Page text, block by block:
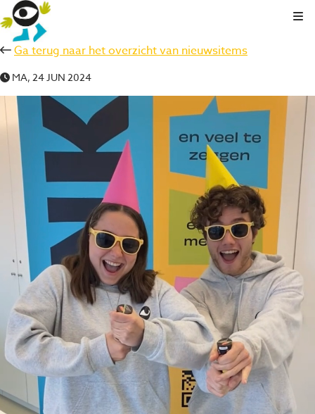
Ga terug naar het overzicht van nieuwsitems
MA, 24 JUN 2024